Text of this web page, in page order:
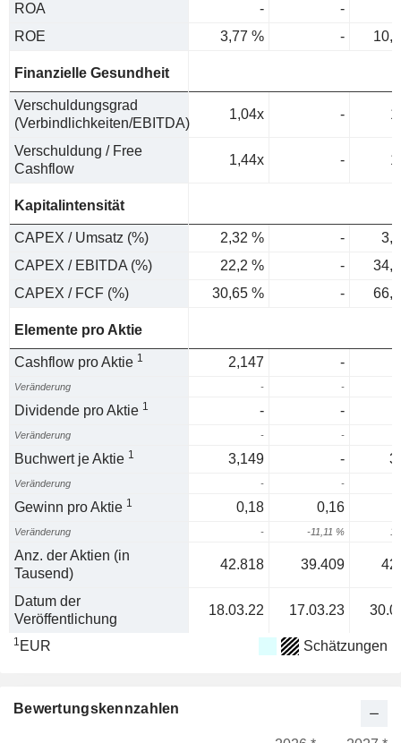
ROA -
-
ROE
3,77 % -
Finanzielle Gesundheit
Verschuldungsgrad
(Verbindlichkeiten/EBITDA)
1,04x -
Verschuldung / Free
Cashflow
1,44x -
Kapitalintensität
CAPEX / Umsatz (%) 2,32 % -
CAPEX / EBITDA (%)
22,2 % -
CAPEX / FCF (%)
30,65 % -
Elemente pro Aktie
Cashflow pro Aktie 1 2,147 -
Veränderung - -
Dividende pro Aktie 1 - -
Veränderung - -
Buchwert je Aktie 1 3,149 -
Veränderung - -
Gewinn pro Aktie 1 0,18 0,16
Veränderung - -11,11 %
Anz. der Aktien (in
Tausend)
42.818 39.409
Datum der
Veröffentlichung
18.03.22 17.03.23
1 EUR Schätzungen
Bewertungskennzahlen